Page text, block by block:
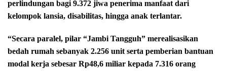
perlindungan bagi 9.372 jiwa penerima manfaat dari
kelompok lansia, disabilitas, hingga anak terlantar.
“Secara paralel, pilar “Jambi Tangguh” merealisasikan
bedah rumah sebanyak 2.256 unit serta pemberian bantuan
modal kerja sebesar Rp48,6 miliar kepada 7.316 orang